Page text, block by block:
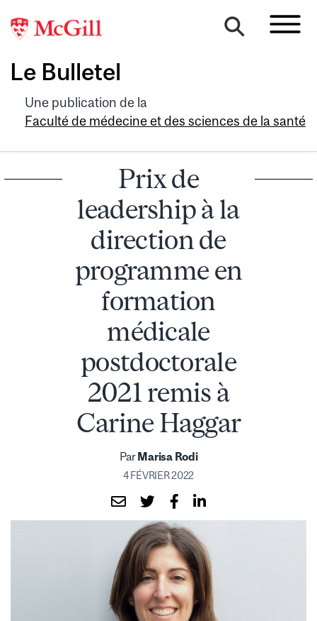
Le Bulletel
Une publication de la
Faculté de médecine et des sciences de la santé
Prix de
leadership à la
direction de
programme en
formation
médicale
postdoctorale
2021 remis à
Carine Haggar
ParMarisa Rodi
4 FÉVRIER 2022